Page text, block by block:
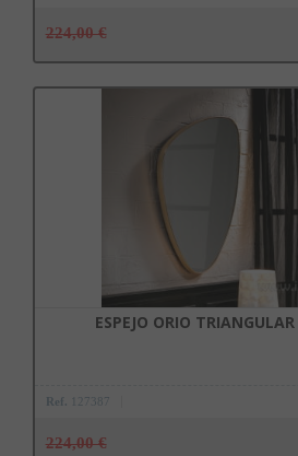
224,00 €
Añadir a la cesta
ESPEJO ORIO
Ref. 127387
224,00 €